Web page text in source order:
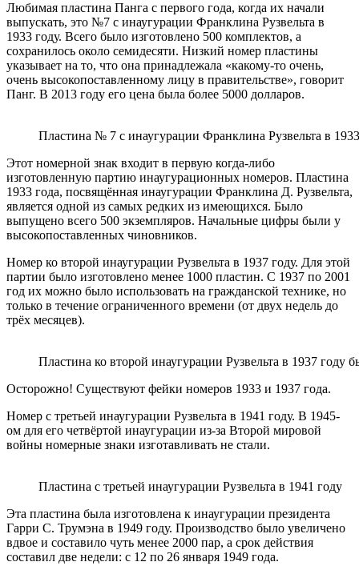
Любимая пластина Панга с первого года, когда их начали
выпускать, это №7 с инаугурации Франклина Рузвельта в
1933 году. Всего было изготовлено 500 комплектов, а
сохранилось около семидесяти. Низкий номер пластины
указывает на то, что она принадлежала «какому-то очень,
очень высокопоставленному лицу в правительстве», говорит
Панг. В 2013 году его цена была более 5000 долларов.
Пластина № 7 с инаугурации Франклина Рузвельта в
Этот номерной знак входит в первую когда-либо
изготовленную партию инаугурационных номеров. Пластина
1933 года, посвящённая инаугурации Франклина Д. Рузвельта,
является одной из самых редких из имеющихся. Было
выпущено всего 500 экземпляров. Начальные цифры были у
высокопоставленных чиновников.
Номер ко второй инаугурации Рузвельта в 1937 году. Для этой
партии было изготовлено менее 1000 пластин. С 1937 по 2001
год их можно было использовать на гражданской технике, но
только в течение ограниченного времени (от двух недель до
трёх месяцев).
Пластина ко второй инаугурации Рузвельта в 1937 году
Осторожно! Существуют фейки номеров 1933 и 1937 года.
Номер с третьей инаугурации Рузвельта в 1941 году. В 1945-
ом для его четвёртой инаугурации из-за Второй мировой
войны номерные знаки изготавливать не стали.
Пластина с третьей инаугурации Рузвельта в 1941 году
Эта пластина была изготовлена ​​к инаугурации президента
Гарри С. Трумэна в 1949 году. Производство было увеличено
вдвое и составило чуть менее 2000 пар, а срок действия
составил две недели: с 12 по 26 января 1949 года.